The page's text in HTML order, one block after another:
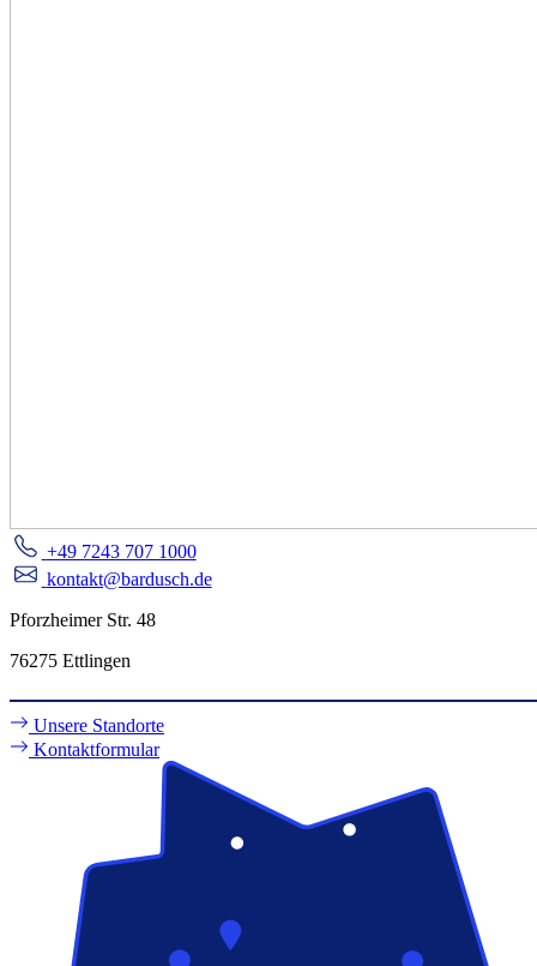
+49 7243 707 1000
kontakt@bardusch.de
Pforzheimer Str. 48
76275 Ettlingen
Unsere Standorte
Kontaktformular